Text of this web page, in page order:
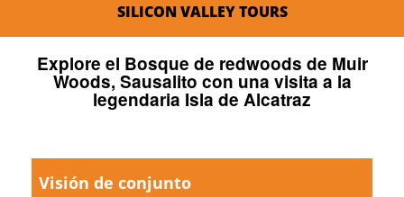
SILICON VALLEY TOURS
Explore el Bosque de redwoods de Muir
Woods, Sausalito con una visita a la
legendaria Isla de Alcatraz
Visión de conjunto